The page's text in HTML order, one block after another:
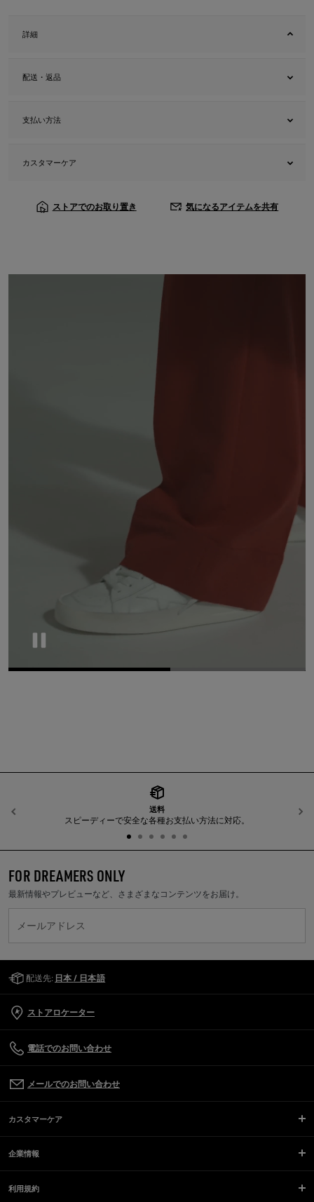
詳細
配送・返品
支払い方法
カスタマーケア
ストアでのお取り置き 気になるアイテムを共有
送料
スピーディーで安全な各種お支払い方法に対応。
前へ
FOR DREAMERS ONLY
最新情報やプレビューなど、さまざまなコンテンツをお届け。
メールアドレス
配送先: 日本 / 日本語
ストアロケーター
電話でのお問い合わせ
メールでのお問い合わせ
カスタマーケア
企業情報
利用規約